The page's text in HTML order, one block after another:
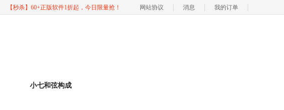
【秒杀】60+正版软件1折起，今日限量抢！ 网站协议 消息 我的订单
小七和弦构成